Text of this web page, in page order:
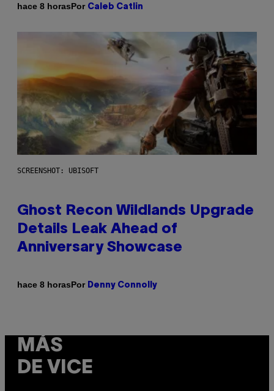
hace 8 horasPor Caleb Catlin
SCREENSHOT: UBISOFT
Ghost Recon Wildlands Upgrade
Details Leak Ahead of
Anniversary Showcase
hace 8 horasPor Denny Connolly
MÁS
DE VICE